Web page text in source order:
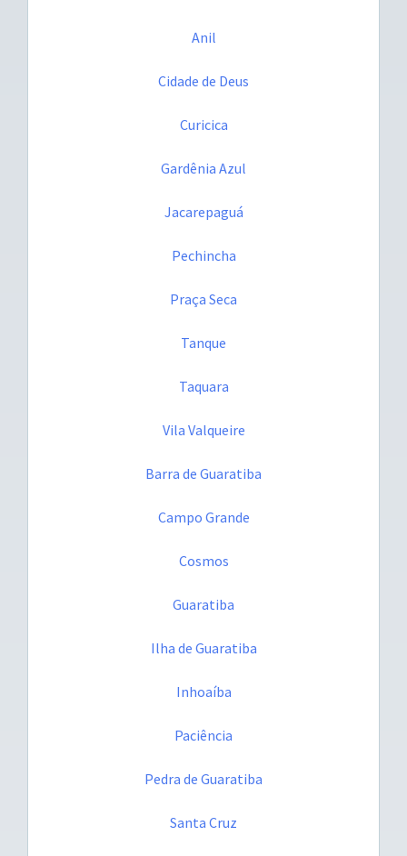
Anil
Cidade de Deus
Curicica
Gardênia Azul
Jacarepaguá
Pechincha
Praça Seca
Tanque
Taquara
Vila Valqueire
Barra de Guaratiba
Campo Grande
Cosmos
Guaratiba
Ilha de Guaratiba
Inhoaíba
Paciência
Pedra de Guaratiba
Santa Cruz